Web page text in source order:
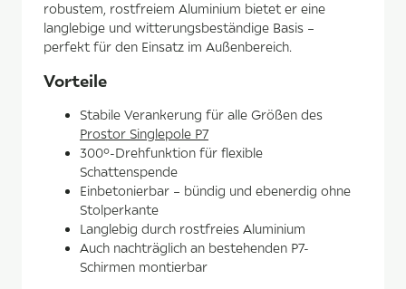
robustem, rostfreiem Aluminium bietet er eine
langlebige und witterungsbeständige Basis –
perfekt für den Einsatz im Außenbereich.
Vorteile
Stabile Verankerung für alle Größen des
Prostor Singlepole P7
300°-Drehfunktion für flexible
Schattenspende
Einbetonierbar – bündig und ebenerdig ohne
Stolperkante
Langlebig durch rostfreies Aluminium
Auch nachträglich an bestehenden P7-
Schirmen montierbar